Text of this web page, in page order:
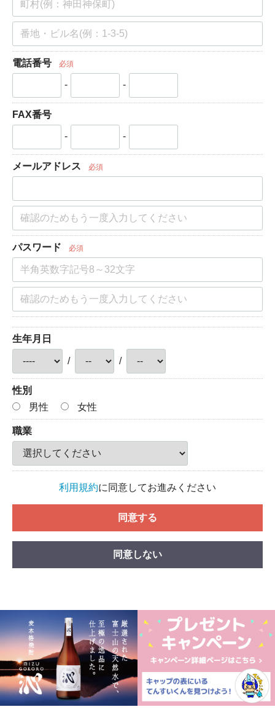
電話番号 必須
- -
FAX番号
- -
メールアドレス 必須
パスワード 必須
生年月日
/ /
性別
男性
女性
職業
利用規約に同意してお進みください
同意する
同意しない